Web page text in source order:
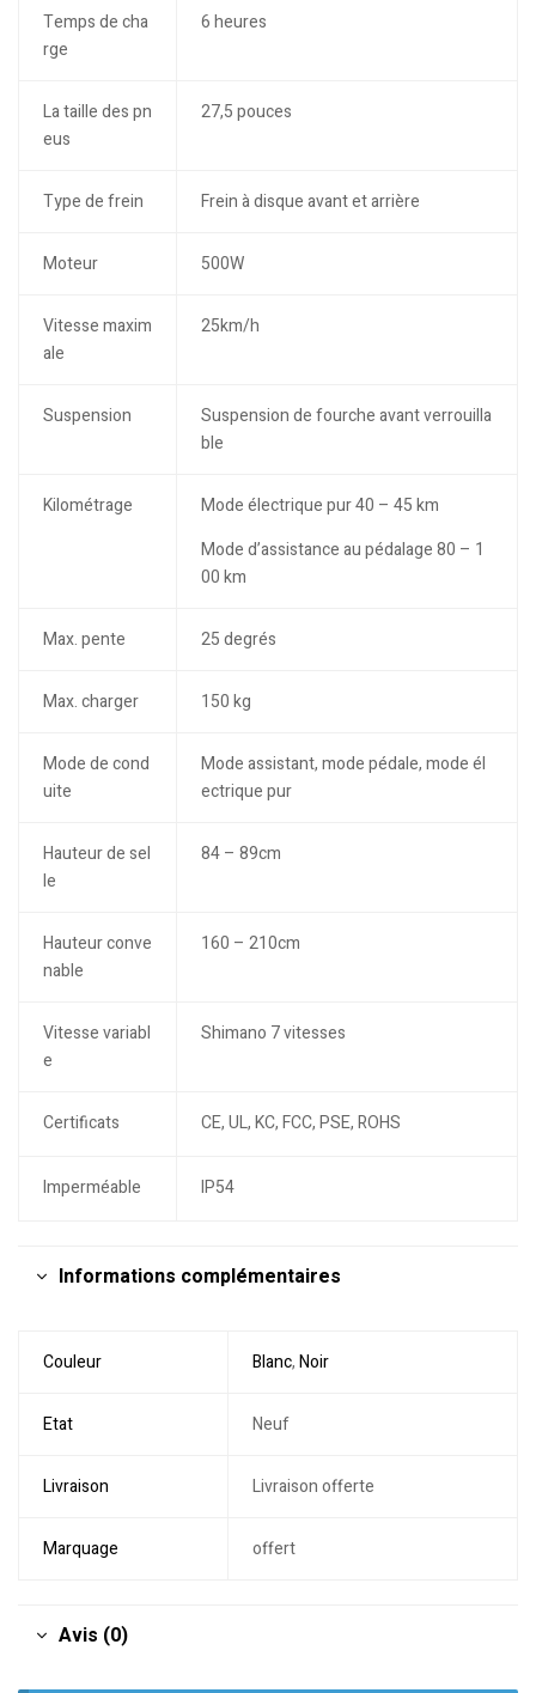
Temps de cha
rge
6 heures
La taille des pn
eus
27,5 pouces
Type de frein Frein à disque avant et arrière
Moteur 500W
Vitesse maxim
ale
25km/h
Suspension
Suspension de fourche avant verrouilla
ble
Kilométrage
Mode électrique pur 40 – 45 km
Mode d’assistance au pédalage 80 – 1
00 km
Max. pente 25 degrés
Max. charger 150 kg
Mode de cond
uite
Mode assistant, mode pédale, mode él
ectrique pur
Hauteur de sel
le
84 – 89cm
Hauteur conve
nable
160 – 210cm
Vitesse variabl
e
Shimano 7 vitesses
Certificats CE, UL, KC, FCC, PSE, ROHS
Imperméable IP54
Informations complémentaires
Couleur Blanc,Noir
Etat Neuf
Livraison Livraison offerte
Marquage offert
Avis (0)